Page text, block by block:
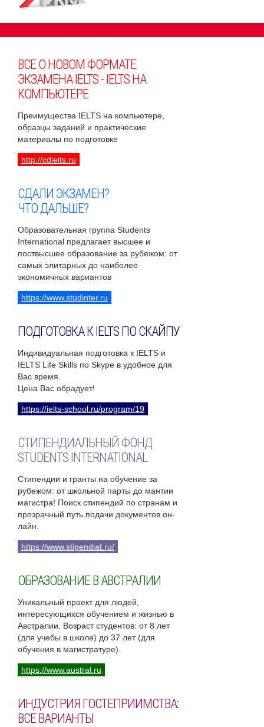
ВСЕ О НОВОМ ФОРМАТЕ
ЭКЗАМЕНА IELTS - IELTS НА
КОМПЬЮТЕРЕ
Преимущества IELTS на компьютере,
образцы заданий и практические
материалы по подготовке
http://cdielts.ru
СДАЛИ ЭКЗАМЕН?
ЧТО ДАЛЬШЕ?
Образовательная группа Students
International предлагает высшее и
поствысшее образование за рубежом: от
самых элитарных до наиболее
экономичных вариантов
https://www.studinter.ru
ПОДГОТОВКА К IELTS ПО СКАЙПУ
Индивидуальная подготовка к IELTS и
IELTS Life Skills по Skype в удобное для
Вас время.
Цена Вас обрадует!
https://ielts-school.ru/program/19
СТИПЕНДИАЛЬНЫЙ ФОНД
STUDENTS INTERNATIONAL
Стипендии и гранты на обучение за
рубежом: от школьной парты до мантии
магистра! Поиск стипендий по странам и
прозрачный путь подачи документов он-
лайн.
https://www.stipendiat.ru/
ОБРАЗОВАНИЕ В АВСТРАЛИИ
Уникальный проект для людей,
интересующихся обучением и жизнью в
Австралии. Возраст студентов: от 8 лет
(для учебы в школе) до 37 лет (для
обучения в магистратуре).
https://www.austral.ru
ИНДУСТРИЯ ГОСТЕПРИИМСТВА:
ВСЕ ВАРИАНТЫ